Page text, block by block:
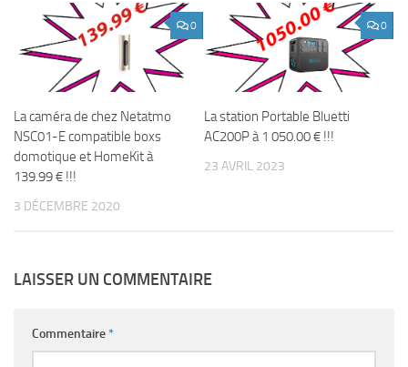
0
La caméra de chez Netatmo
NSC01-E compatible boxs
domotique et HomeKit à
139.99 € !!!
3 DÉCEMBRE 2020
0
La station Portable Bluetti
AC200P à 1 050.00 € !!!
23 AVRIL 2023
LAISSER UN COMMENTAIRE
Commentaire*